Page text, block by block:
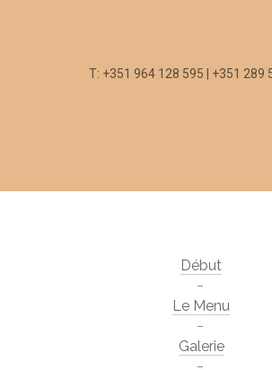
T: +351 964 128 595 | +351 289
Début
Le Menu
Galerie